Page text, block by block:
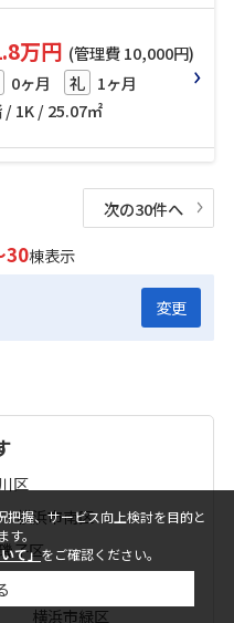
万円 (管理費 10,000円)
0ヶ月 礼 1ヶ月
/ 1K / 25.07㎡
次の30件へ
30棟表示
変更
区
横浜市南区
子区
横浜市緑区
握、サービス向上検討を目的と
。
て」をご確認ください。